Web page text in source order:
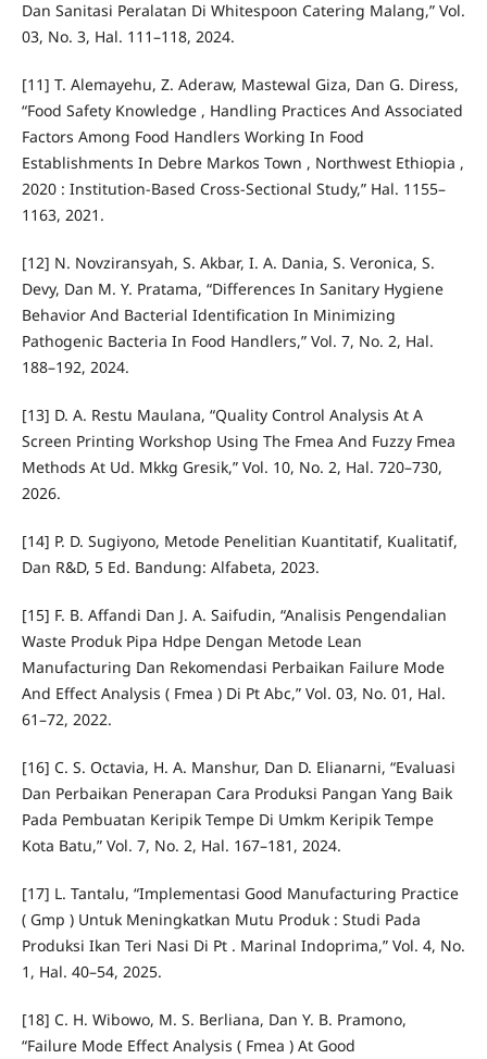
Dan Sanitasi Peralatan Di Whitespoon Catering Malang,” Vol.
03, No. 3, Hal. 111–118, 2024.
[11] T. Alemayehu, Z. Aderaw, Mastewal Giza, Dan G. Diress,
“Food Safety Knowledge , Handling Practices And Associated
Factors Among Food Handlers Working In Food
Establishments In Debre Markos Town , Northwest Ethiopia ,
2020 : Institution-Based Cross-Sectional Study,” Hal. 1155–
1163, 2021.
[12] N. Novziransyah, S. Akbar, I. A. Dania, S. Veronica, S.
Devy, Dan M. Y. Pratama, “Differences In Sanitary Hygiene
Behavior And Bacterial Identification In Minimizing
Pathogenic Bacteria In Food Handlers,” Vol. 7, No. 2, Hal.
188–192, 2024.
[13] D. A. Restu Maulana, “Quality Control Analysis At A
Screen Printing Workshop Using The Fmea And Fuzzy Fmea
Methods At Ud. Mkkg Gresik,” Vol. 10, No. 2, Hal. 720–730,
2026.
[14] P. D. Sugiyono, Metode Penelitian Kuantitatif, Kualitatif,
Dan R&D, 5 Ed. Bandung: Alfabeta, 2023.
[15] F. B. Affandi Dan J. A. Saifudin, “Analisis Pengendalian
Waste Produk Pipa Hdpe Dengan Metode Lean
Manufacturing Dan Rekomendasi Perbaikan Failure Mode
And Effect Analysis ( Fmea ) Di Pt Abc,” Vol. 03, No. 01, Hal.
61–72, 2022.
[16] C. S. Octavia, H. A. Manshur, Dan D. Elianarni, “Evaluasi
Dan Perbaikan Penerapan Cara Produksi Pangan Yang Baik
Pada Pembuatan Keripik Tempe Di Umkm Keripik Tempe
Kota Batu,” Vol. 7, No. 2, Hal. 167–181, 2024.
[17] L. Tantalu, “Implementasi Good Manufacturing Practice
( Gmp ) Untuk Meningkatkan Mutu Produk : Studi Pada
Produksi Ikan Teri Nasi Di Pt . Marinal Indoprima,” Vol. 4, No.
1, Hal. 40–54, 2025.
[18] C. H. Wibowo, M. S. Berliana, Dan Y. B. Pramono,
“Failure Mode Effect Analysis ( Fmea ) At Good